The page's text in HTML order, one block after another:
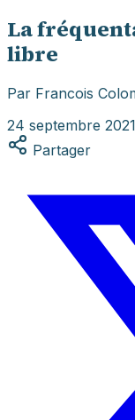
La
libre
Par Francois
24 septembre 2021
Partager